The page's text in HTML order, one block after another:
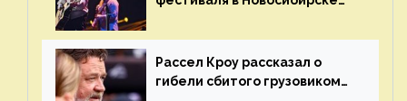
отцов»
Рассел Кроу рассказал о
гибели сбитого грузовиком